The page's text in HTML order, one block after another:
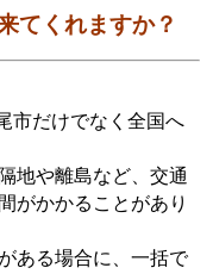
てくれますか？
市だけでなく全国へ
地や離島など、交通
がかかることがあり
ある場合に、一括で